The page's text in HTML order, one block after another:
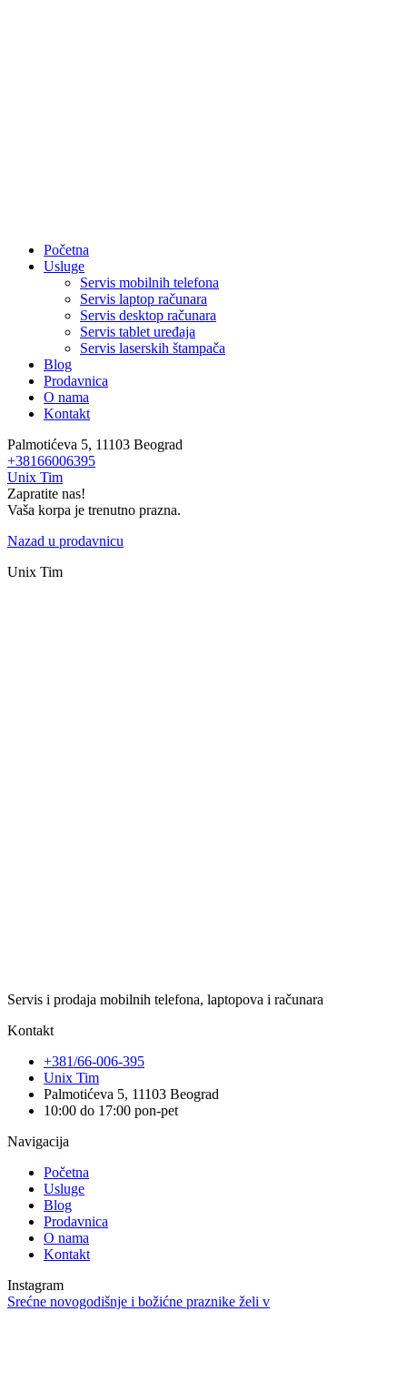
Početna
Usluge
Servis mobilnih telefona
Servis laptop računara
Servis desktop računara
Servis tablet uređaja
Servis laserskih štampača
Blog
Prodavnica
O nama
Kontakt
Palmotićeva 5, 11103 Beograd
+38166006395
Unix Tim
Zapratite nas!
Vaša korpa je trenutno prazna.
Nazad u prodavnicu
Unix Tim
Servis i prodaja mobilnih telefona, laptopova i računara
Kontakt
+381/66-006-395
Unix Tim
Palmotićeva 5, 11103 Beograd
10:00 do 17:00 pon-pet
Navigacija
Početna
Usluge
Blog
Prodavnica
O nama
Kontakt
Instagram
Srećne novogodišnje i božićne praznike želi v